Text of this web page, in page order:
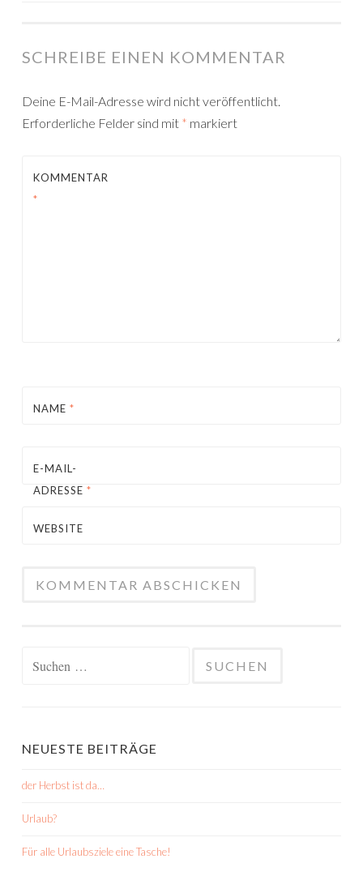
SCHREIBE EINEN KOMMENTAR
Deine E-Mail-Adresse wird nicht veröffentlicht.
Erforderliche Felder sind mit * markiert
KOMMENTAR
*
NAME *
E-MAIL-
ADRESSE *
WEBSITE
NEUESTE BEITRÄGE
der Herbst ist da…
Urlaub?
Für alle Urlaubsziele eine Tasche!